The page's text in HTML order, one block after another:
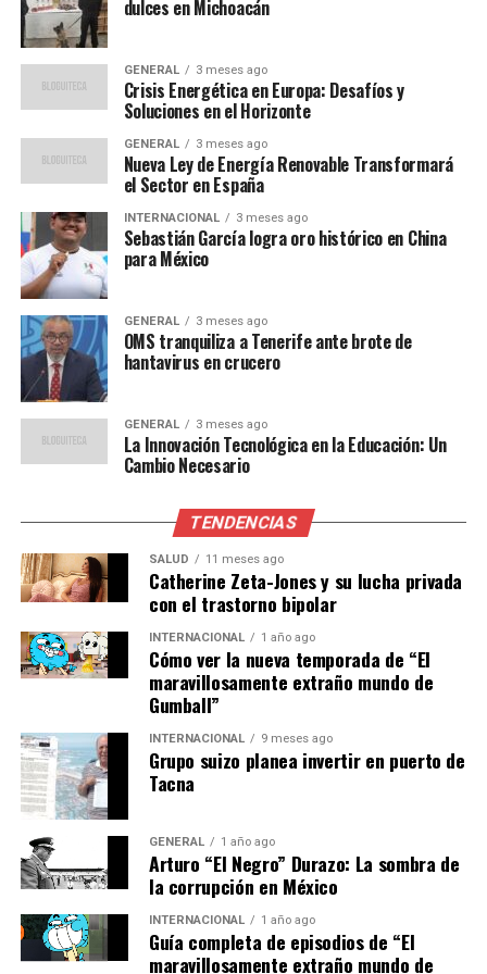
transportada de manera clandestina en envíos que
aparentan ser inocuos, como alimentos o productos de
consumo diario.
Reacciones y Opiniones de
Expertos
Expertos en seguridad han destacado la importancia de
este tipo de operativos. El Dr. Juan Pérez, analista en
temas de narcotráfico, comentó:
“El uso de binomios caninos
es una estrategia efectiva
que complementa otras
tecnologías de detección.
Estos perros son capaces
de detectar sustancias que
podrían pasar
desapercibidas para los
equipos electrónicos.”
Además, las autoridades recalcan que este tipo de
hallazgos son solo la punta del iceberg en la lucha
contra el narcotráfico. La colaboración
interinstitucional y el uso de tecnología avanzada son
cruciales para desmantelar las redes de distribución de
drogas.
Implicaciones y Próximos Pasos
Lo asegurado fue puesto a disposición del agente del
Ministerio Público correspondiente, quien se encargará
de continuar con las investigaciones para determinar las
dulces en Michoacán
GENERAL 3 meses ago
Crisis Energética en Europa: Desafíos y
Soluciones en el Horizonte
GENERAL 3 meses ago
Nueva Ley de Energía Renovable Transformará
el Sector en España
INTERNACIONAL 3 meses ago
Sebastián García logra oro histórico en China
para México
GENERAL 3 meses ago
OMS tranquiliza a Tenerife ante brote de
hantavirus en crucero
GENERAL 3 meses ago
La Innovación Tecnológica en la Educación: Un
Cambio Necesario
TENDENCIAS
SALUD 11 meses ago
Catherine Zeta-Jones y su lucha privada
con el trastorno bipolar
INTERNACIONAL 1 año ago
Cómo ver la nueva temporada de “El
maravillosamente extraño mundo de
Gumball”
INTERNACIONAL 9 meses ago
Grupo suizo planea invertir en puerto de
Tacna
GENERAL 1 año ago
Arturo “El Negro” Durazo: La sombra de
la corrupción en México
INTERNACIONAL 1 año ago
Guía completa de episodios de “El
maravillosamente extraño mundo de